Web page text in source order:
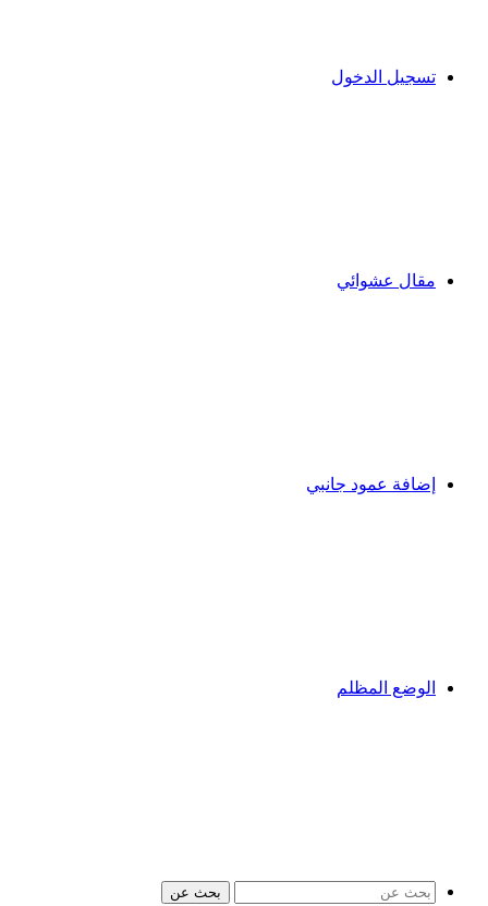
تسجيل الدخول
مقال عشوائي
إضافة عمود جانبي
الوضع المظلم
بحث عن